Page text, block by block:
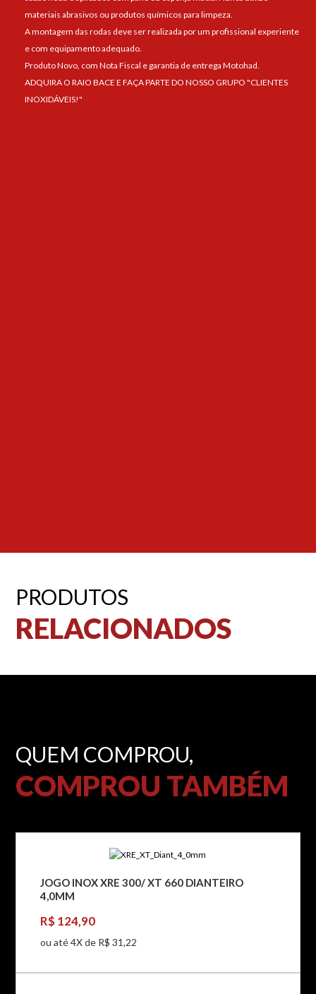
materiais abrasivos ou produtos químicos para limpeza.
A montagem das rodas deve ser realizada por um profissional experiente
e com equipamento adequado.
Produto Novo, com Nota Fiscal e garantia de entrega Motohad.
ADQUIRA O RAIO BACE E FAÇA PARTE DO NOSSO GRUPO "CLIENTES
INOXIDÁVEIS!"
PRODUTOS
RELACIONADOS
QUEM COMPROU,
COMPROU TAMBÉM
JOGO INOX XRE 300/ XT 660 DIANTEIRO
4,0MM
R$ 124,90
ou até 4X de R$ 31,22